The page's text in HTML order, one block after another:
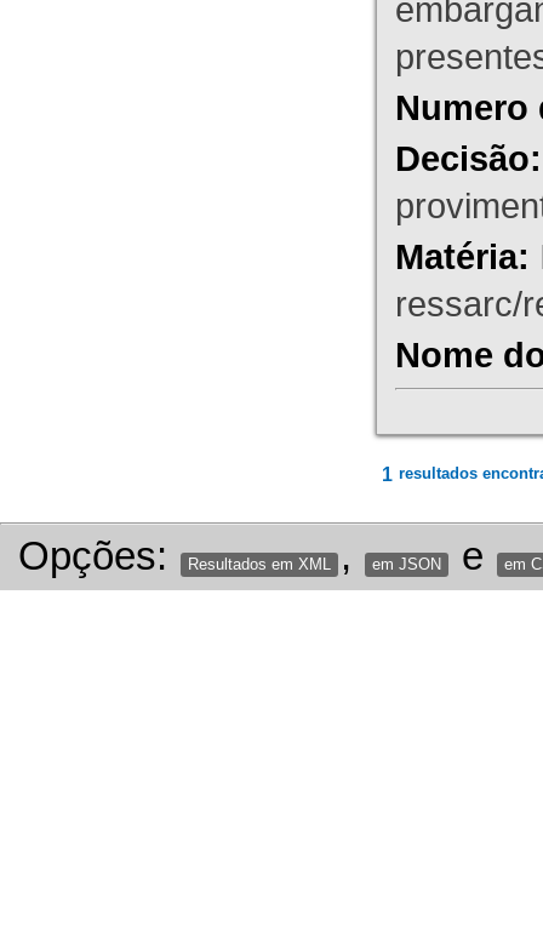
Numero
Decisão:
Matéria:
ressarc/
Nome
1 resultados
Opções: Resultados em XML , em JSON e em